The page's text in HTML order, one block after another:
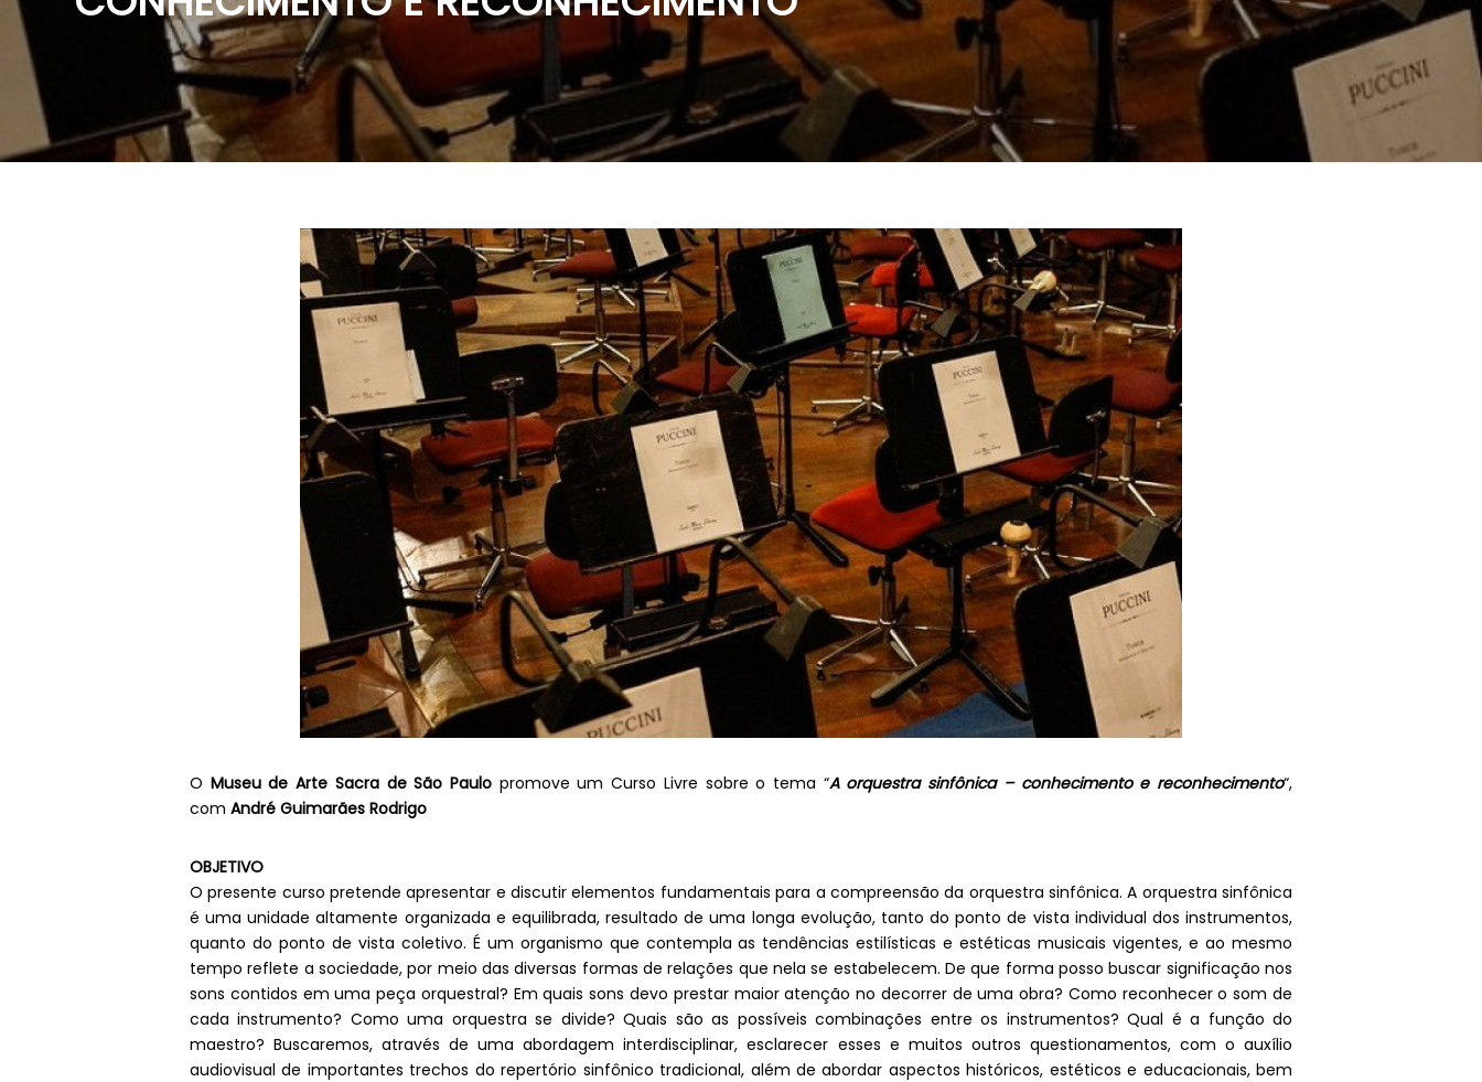
O Museu de Arte Sacra de São Paulo promove um Curso Livre sobre o tema “A orquestra sinfônica – conhecimento e reconhecimento“,
com André Guimarães Rodrigo
OBJETIVO
O presente curso pretende apresentar e discutir elementos fundamentais para a compreensão da orquestra sinfônica. A orquestra sinfônica
é uma unidade altamente organizada e equilibrada, resultado de uma longa evolução, tanto do ponto de vista individual dos instrumentos,
quanto do ponto de vista coletivo. É um organismo que contempla as tendências estilísticas e estéticas musicais vigentes, e ao mesmo
tempo reflete a sociedade, por meio das diversas formas de relações que nela se estabelecem. De que forma posso buscar significação nos
sons contidos em uma peça orquestral? Em quais sons devo prestar maior atenção no decorrer de uma obra? Como reconhecer o som de
cada instrumento? Como uma orquestra se divide? Quais são as possíveis combinações entre os instrumentos? Qual é a função do
maestro? Buscaremos, através de uma abordagem interdisciplinar, esclarecer esses e muitos outros questionamentos, com o auxílio
audiovisual de importantes trechos do repertório sinfônico tradicional, além de abordar aspectos históricos, estéticos e educacionais, bem